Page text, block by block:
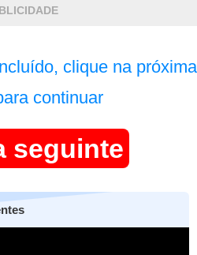
clique na próxima
continuar
seguinte